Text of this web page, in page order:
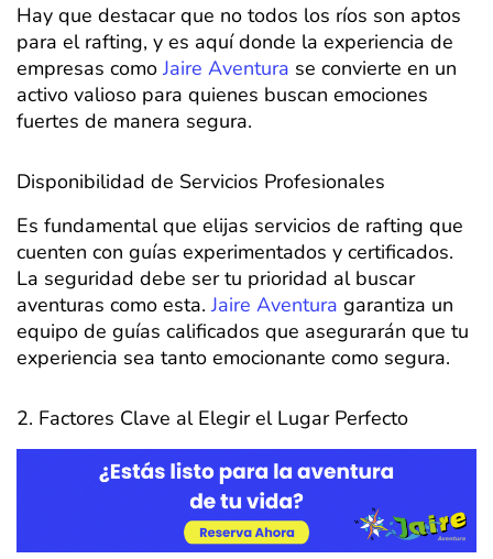
Hay que destacar que no todos los ríos son aptos
para el rafting, y es aquí donde la experiencia de
empresas comoJaire Aventura se convierte en un
activo valioso para quienes buscan emociones
fuertes de manera segura.
Disponibilidad de Servicios Profesionales
Es fundamental que elijas servicios de rafting que
cuenten con guías experimentados y certificados.
La seguridad debe ser tu prioridad al buscar
aventuras como esta.Jaire Aventura garantiza un
equipo de guías calificados que asegurarán que tu
experiencia sea tanto emocionante como segura.
2. Factores Clave al Elegir el Lugar Perfecto